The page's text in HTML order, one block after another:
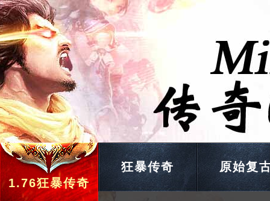
1.76狂暴传奇
狂暴传奇 原始复